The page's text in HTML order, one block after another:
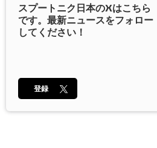
スプートニク日本のXはこちら
です。最新ニュースをフォロー
してください！
登録